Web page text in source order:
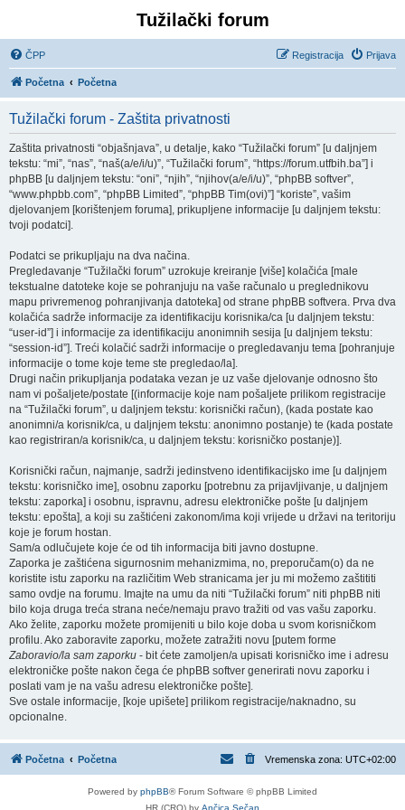
Tužilački forum
ČPP Prijava
Registracija
Početna Početna
Tužilački forum - Zaštita privatnosti
Zaštita privatnosti “objašnjava”, u detalje, kako “Tužilački forum” [u daljnjem
tekstu: “mi”, “nas”, “naš(a/e/i/u)”, “Tužilački forum”, “https://forum.utfbih.ba”] i
phpBB [u daljnjem tekstu: “oni”, “njih”, “njihov(a/e/i/u)”, “phpBB softver”,
“www.phpbb.com”, “phpBB Limited”, “phpBB Tim(ovi)”] “koriste”, vašim
djelovanjem [korištenjem foruma], prikupljene informacije [u daljnjem tekstu:
tvoji podatci].
Podatci se prikupljaju na dva načina.
Pregledavanje “Tužilački forum” uzrokuje kreiranje [više] kolačića [male
tekstualne datoteke koje se pohranjuju na vaše računalo u preglednikovu
mapu privremenog pohranjivanja datoteka] od strane phpBB softvera. Prva dva
kolačića sadrže informacije za identifikaciju korisnika/ca [u daljnjem tekstu:
“user-id”] i informacije za identifikaciju anonimnih sesija [u daljnjem tekstu:
“session-id”]. Treći kolačić sadrži informacije o pregledavanju tema [pohranjuje
informacije o tome koje teme ste pregledao/la].
Drugi način prikupljanja podataka vezan je uz vaše djelovanje odnosno što
nam vi pošaljete/postate [(informacije koje nam pošaljete prilikom registracije
na “Tužilački forum”, u daljnjem tekstu: korisnički račun), (kada postate kao
anonimni/a korisnik/ca, u daljnjem tekstu: anonimno postanje) te (kada postate
kao registriran/a korisnik/ca, u daljnjem tekstu: korisničko postanje)].
Korisnički račun, najmanje, sadrži jedinstveno identifikacijsko ime [u daljnjem
tekstu: korisničko ime], osobnu zaporku [potrebnu za prijavljivanje, u daljnjem
tekstu: zaporka] i osobnu, ispravnu, adresu elektroničke pošte [u daljnjem
tekstu: epošta], a koji su zaštićeni zakonom/ima koji vrijede u državi na teritoriju
koje je forum hostan.
Sam/a odlučujete koje će od tih informacija biti javno dostupne.
Zaporka je zaštićena sigurnosnim mehanizmima, no, preporučam(o) da ne
koristite istu zaporku na različitim Web stranicama jer ju mi možemo zaštititi
samo ovdje na forumu. Imajte na umu da niti “Tužilački forum” niti phpBB niti
bilo koja druga treća strana neće/nemaju pravo tražiti od vas vašu zaporku.
Ako želite, zaporku možete promijeniti u bilo koje doba u svom korisničkom
profilu. Ako zaboravite zaporku, možete zatražiti novu [putem forme
Zaboravio/la sam zaporku - bit ćete zamoljen/a upisati korisničko ime i adresu
elektroničke pošte nakon čega će phpBB softver generirati novu zaporku i
poslati vam je na vašu adresu elektroničke pošte].
Sve ostale informacije, [koje upišete] prilikom registracije/naknadno, su
opcionalne.
Početna Početna Vremenska zona: UTC+02:00
Powered by phpBB® Forum Software © phpBB Limited
HR (CRO) by Ančica Sečan